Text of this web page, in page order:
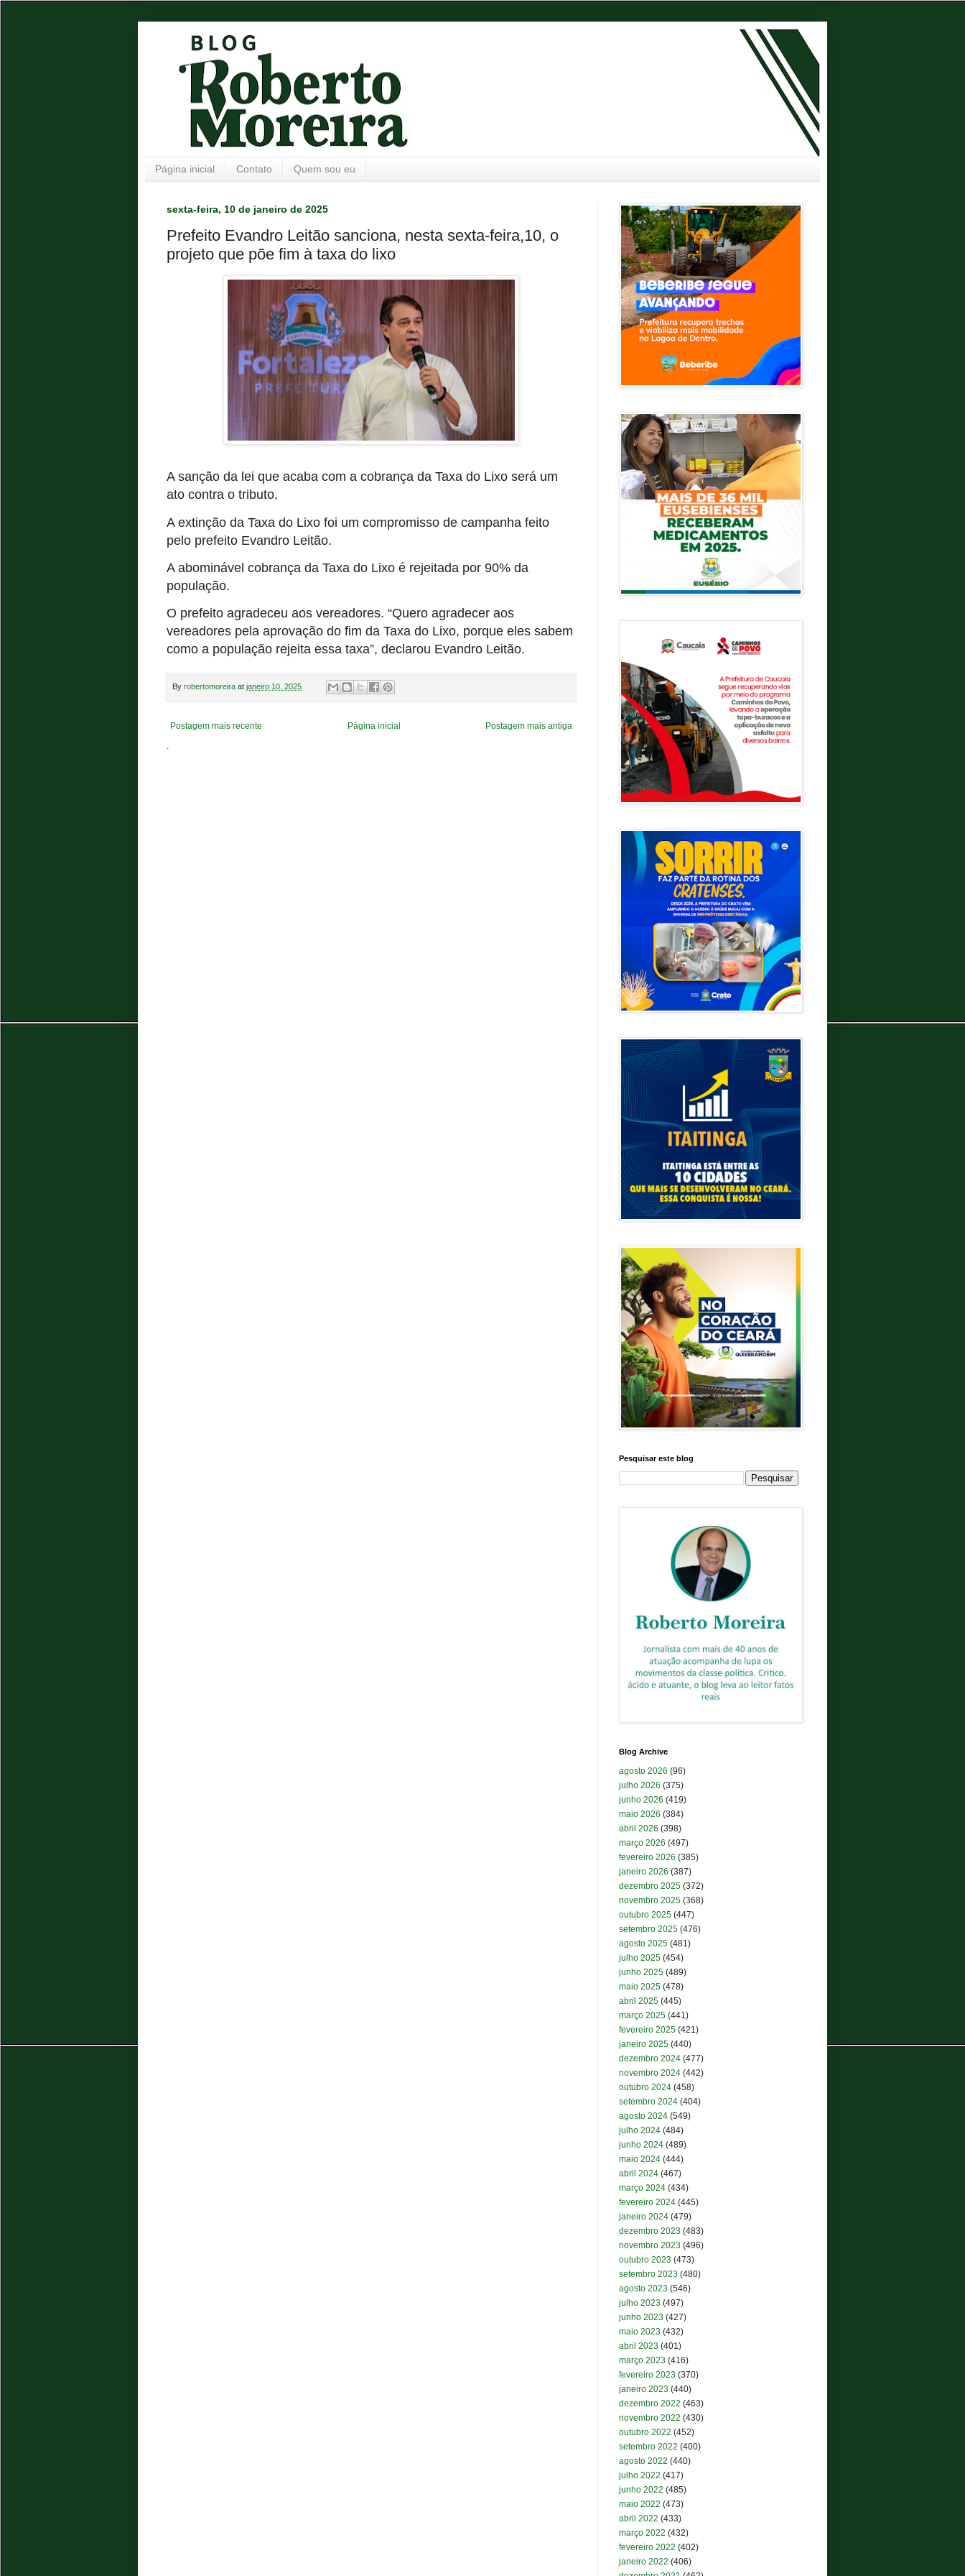
Página inicial Contato Quem sou eu
sexta-feira, 10 de janeiro de 2025
Prefeito Evandro Leitão sanciona, nesta sexta-feira,10, o
projeto que põe fim à taxa do lixo
A sanção da lei que acaba com a cobrança da Taxa do Lixo será um
ato contra o tributo,
A extinção da Taxa do Lixo foi um compromisso de campanha feito
pelo prefeito Evandro Leitão.
A abominável cobrança da Taxa do Lixo é rejeitada por 90% da
população.
O prefeito agradeceu aos vereadores. “Quero agradecer aos
vereadores pela aprovação do fim da Taxa do Lixo, porque eles sabem
como a população rejeita essa taxa”, declarou Evandro Leitão.
By robertomoreira at janeiro 10, 2025
Postagem mais recente Postagem mais antiga
Página inicial
.
Pesquisar este blog
Blog Archive
agosto 2026 (96)
julho 2026 (375)
junho 2026 (419)
maio 2026 (384)
abril 2026 (398)
março 2026 (497)
fevereiro 2026 (385)
janeiro 2026 (387)
dezembro 2025 (372)
novembro 2025 (368)
outubro 2025 (447)
setembro 2025 (476)
agosto 2025 (481)
julho 2025 (454)
junho 2025 (489)
maio 2025 (478)
abril 2025 (445)
março 2025 (441)
fevereiro 2025 (421)
janeiro 2025 (440)
dezembro 2024 (477)
novembro 2024 (442)
outubro 2024 (458)
setembro 2024 (404)
agosto 2024 (549)
julho 2024 (484)
junho 2024 (489)
maio 2024 (444)
abril 2024 (467)
março 2024 (434)
fevereiro 2024 (445)
janeiro 2024 (479)
dezembro 2023 (483)
novembro 2023 (496)
outubro 2023 (473)
setembro 2023 (480)
agosto 2023 (546)
julho 2023 (497)
junho 2023 (427)
maio 2023 (432)
abril 2023 (401)
março 2023 (416)
fevereiro 2023 (370)
janeiro 2023 (440)
dezembro 2022 (463)
novembro 2022 (430)
outubro 2022 (452)
setembro 2022 (400)
agosto 2022 (440)
julho 2022 (417)
junho 2022 (485)
maio 2022 (473)
abril 2022 (433)
março 2022 (432)
fevereiro 2022 (402)
janeiro 2022 (406)